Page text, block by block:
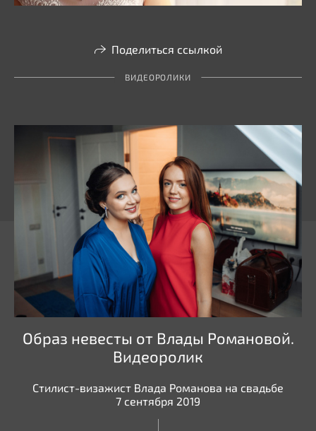
Поделиться ссылкой
ВИДЕОРОЛИКИ
Образ невесты от Влады Романовой.
Видеоролик
Стилист-визажист Влада Романова на свадьбе
7 сентября 2019